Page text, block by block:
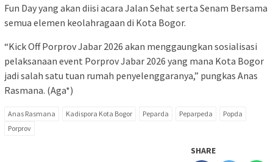
Fun Day yang akan diisi acara Jalan Sehat serta Senam Bersama
semua elemen keolahragaan di Kota Bogor.
“Kick Off Porprov Jabar 2026 akan menggaungkan sosialisasi
pelaksanaan event Porprov Jabar 2026 yang mana Kota Bogor
jadi salah satu tuan rumah penyelenggaranya,” pungkas Anas
Rasmana. (Aga*)
Anas Rasmana Kadispora Kota Bogor Peparda Peparpeda
Popda
Porprov
SHARE